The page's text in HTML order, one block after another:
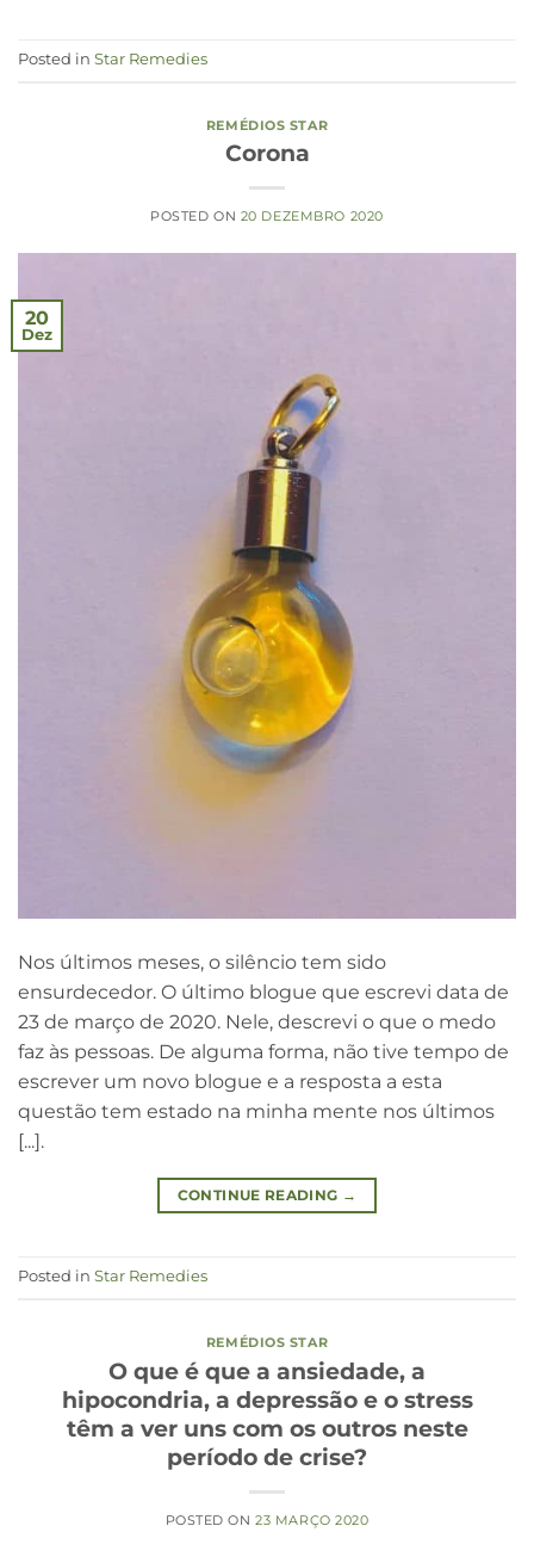
Posted in Star Remedies
REMÉDIOS STAR
Corona
POSTED ON 20 DEZEMBRO 2020
20
Dez
Nos últimos meses, o silêncio tem sido
ensurdecedor. O último blogue que escrevi data de
23 de março de 2020. Nele, descrevi o que o medo
faz às pessoas. De alguma forma, não tive tempo de
escrever um novo blogue e a resposta a esta
questão tem estado na minha mente nos últimos
[...].
CONTINUE READING →
Posted in Star Remedies
REMÉDIOS STAR
O que é que a ansiedade, a
hipocondria, a depressão e o stress
têm a ver uns com os outros neste
período de crise?
POSTED ON23 MARÇO 2020